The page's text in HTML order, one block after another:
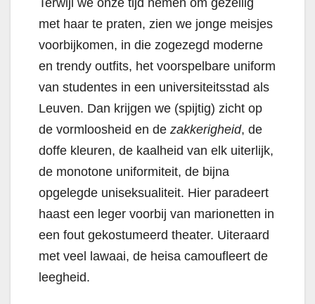
met haar te praten, zien we jonge meisjes
voorbijkomen, in die zogezegd moderne
en trendy outfits, het voorspelbare uniform
van studentes in een universiteitsstad als
Leuven. Dan krijgen we (spijtig) zicht op
de vormloosheid en de zakkerigheid, de
doffe kleuren, de kaalheid van elk uiterlijk,
de monotone uniformiteit, de bijna
opgelegde uniseksualiteit. Hier paradeert
haast een leger voorbij van marionetten in
een fout gekostumeerd theater. Uiteraard
met veel lawaai, de heisa camoufleert de
leegheid.